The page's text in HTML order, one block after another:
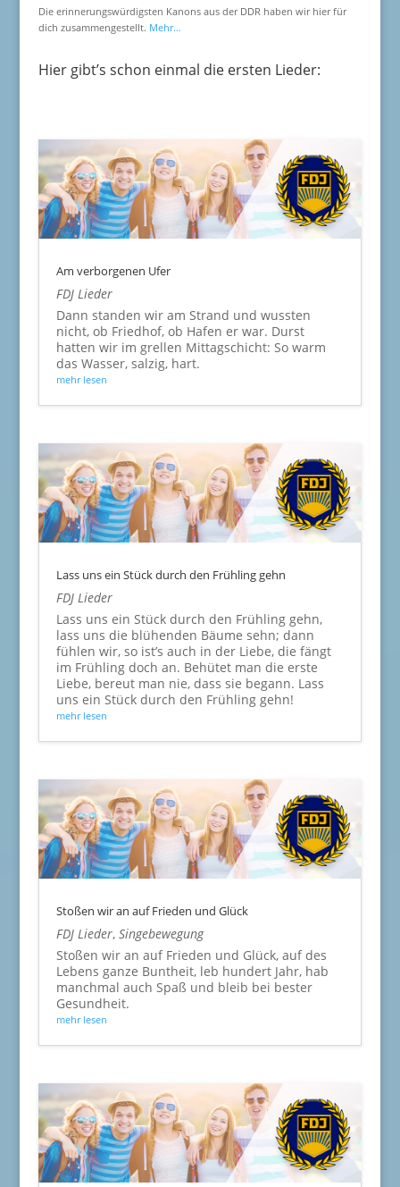
Die erinnerungswürdigsten Kanons aus der DDR haben wir hier für
dich zusammengestellt. Mehr…
Hier gibt’s schon einmal die ersten Lieder:
Am verborgenen Ufer
FDJ Lieder
Dann standen wir am Strand und wussten
nicht, ob Friedhof, ob Hafen er war. Durst
hatten wir im grellen Mittagschicht: So warm
das Wasser, salzig, hart.
mehr lesen
Lass uns ein Stück durch den Frühling gehn
FDJ Lieder
Lass uns ein Stück durch den Frühling gehn,
lass uns die blühenden Bäume sehn; dann
fühlen wir, so ist’s auch in der Liebe, die fängt
im Frühling doch an. Behütet man die erste
Liebe, bereut man nie, dass sie begann. Lass
uns ein Stück durch den Frühling gehn!
mehr lesen
Stoßen wir an auf Frieden und Glück
FDJ Lieder, Singebewegung
Stoßen wir an auf Frieden und Glück, auf des
Lebens ganze Buntheit, leb hundert Jahr, hab
manchmal auch Spaß und bleib bei bester
Gesundheit.
mehr lesen